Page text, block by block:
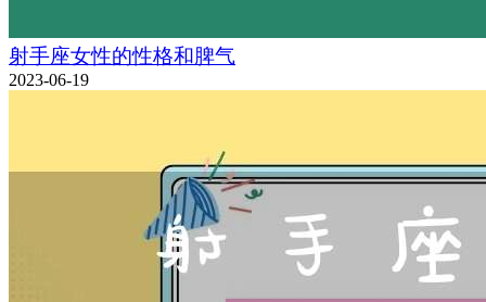
射手座女性的性格和脾气
2023-06-19